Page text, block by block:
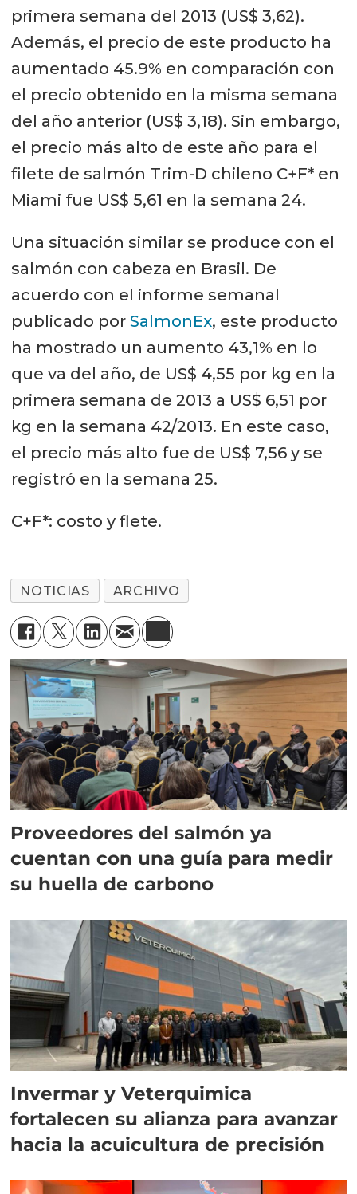
primera semana del 2013 (US$ 3,62).
Además, el precio de este producto ha
aumentado 45.9% en comparación con
el precio obtenido en la misma semana
del año anterior (US$ 3,18). Sin embargo,
el precio más alto de este año para el
filete de salmón Trim-D chileno C+F* en
Miami fue US$ 5,61 en la semana 24.
Una situación similar se produce con el
salmón con cabeza en Brasil. De
acuerdo con el informe semanal
publicado por SalmonEx, este producto
ha mostrado un aumento 43,1% en lo
que va del año, de US$ 4,55 por kg en la
primera semana de 2013 a US$ 6,51 por
kg en la semana 42/2013. En este caso,
el precio más alto fue de US$ 7,56 y se
registró en la semana 25.
C+F*: costo y flete.
NOTICIAS ARCHIVO
Proveedores del salmón ya
cuentan con una guía para medir
su huella de carbono
Invermar y Veterquimica
fortalecen su alianza para avanzar
hacia la acuicultura de precisión